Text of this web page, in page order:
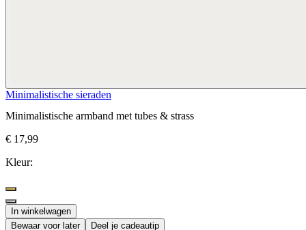
Minimalistische sieraden
Minimalistische armband met tubes & strass
€ 17,99
Kleur:
In winkelwagen
Bewaar voor later
Deel je cadeautip